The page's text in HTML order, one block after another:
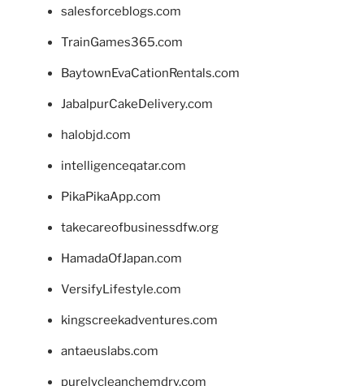
salesforceblogs.com
TrainGames365.com
BaytownEvaCationRentals.com
JabalpurCakeDelivery.com
halobjd.com
intelligenceqatar.com
PikaPikaApp.com
takecareofbusinessdfw.org
HamadaOfJapan.com
VersifyLifestyle.com
kingscreekadventures.com
antaeuslabs.com
purelycleanchemdry.com